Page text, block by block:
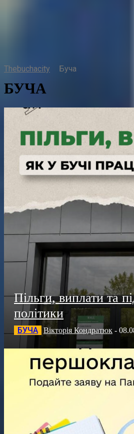
Thebuchacity Буча
БУЧА
Пільги, виплати та
політики
БУЧА Вікторія Кондратюк -